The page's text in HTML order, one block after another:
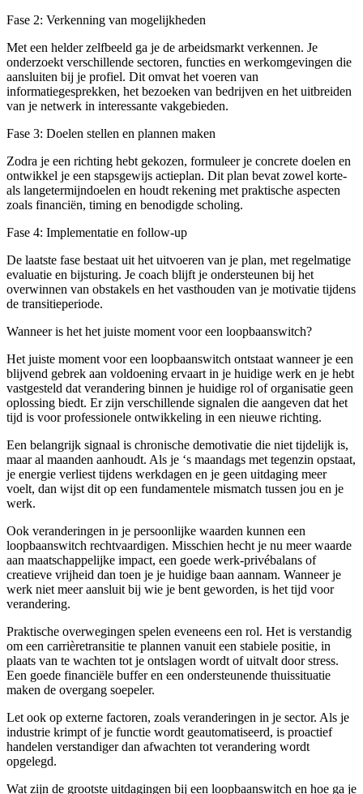
Fase 2: Verkenning van mogelijkheden
Met een helder zelfbeeld ga je de arbeidsmarkt verkennen. Je
onderzoekt verschillende sectoren, functies en werkomgevingen die
aansluiten bij je profiel. Dit omvat het voeren van
informatiegesprekken, het bezoeken van bedrijven en het uitbreiden
van je netwerk in interessante vakgebieden.
Fase 3: Doelen stellen en plannen maken
Zodra je een richting hebt gekozen, formuleer je concrete doelen en
ontwikkel je een stapsgewijs actieplan. Dit plan bevat zowel korte-
als langetermijndoelen en houdt rekening met praktische aspecten
zoals financiën, timing en benodigde scholing.
Fase 4: Implementatie en follow-up
De laatste fase bestaat uit het uitvoeren van je plan, met regelmatige
evaluatie en bijsturing. Je coach blijft je ondersteunen bij het
overwinnen van obstakels en het vasthouden van je motivatie tijdens
de transitieperiode.
Wanneer is het het juiste moment voor een loopbaanswitch?
Het juiste moment voor een loopbaanswitch ontstaat wanneer je een
blijvend gebrek aan voldoening ervaart in je huidige werk en je hebt
vastgesteld dat verandering binnen je huidige rol of organisatie geen
oplossing biedt. Er zijn verschillende signalen die aangeven dat het
tijd is voor professionele ontwikkeling in een nieuwe richting.
Een belangrijk signaal is chronische demotivatie die niet tijdelijk is,
maar al maanden aanhoudt. Als je ‘s maandags met tegenzin opstaat,
je energie verliest tijdens werkdagen en je geen uitdaging meer
voelt, dan wijst dit op een fundamentele mismatch tussen jou en je
werk.
Ook veranderingen in je persoonlijke waarden kunnen een
loopbaanswitch rechtvaardigen. Misschien hecht je nu meer waarde
aan maatschappelijke impact, een goede werk-privébalans of
creatieve vrijheid dan toen je je huidige baan aannam. Wanneer je
werk niet meer aansluit bij wie je bent geworden, is het tijd voor
verandering.
Praktische overwegingen spelen eveneens een rol. Het is verstandig
om een carrièretransitie te plannen vanuit een stabiele positie, in
plaats van te wachten tot je ontslagen wordt of uitvalt door stress.
Een goede financiële buffer en een ondersteunende thuissituatie
maken de overgang soepeler.
Let ook op externe factoren, zoals veranderingen in je sector. Als je
industrie krimpt of je functie wordt geautomatiseerd, is proactief
handelen verstandiger dan afwachten tot verandering wordt
opgelegd.
Wat zijn de grootste uitdagingen bij een loopbaanswitch en hoe ga je